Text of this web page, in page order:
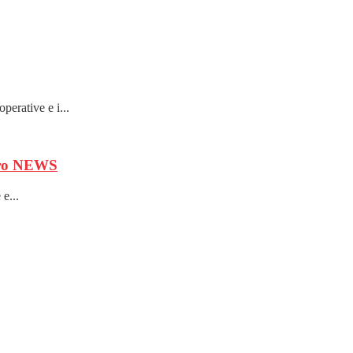
e i...
NEWS
e...